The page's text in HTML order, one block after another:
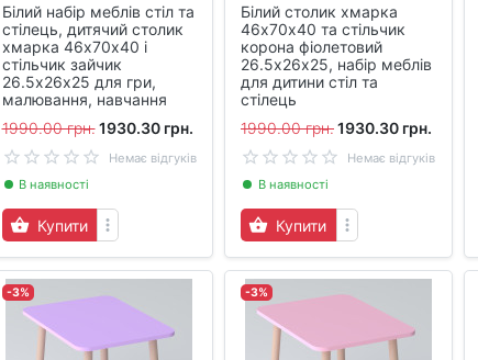
Білий набір меблів стіл та
стілець, дитячий столик
хмарка 46х70х40 і
стільчик зайчик
26.5х26х25 для гри,
малювання, навчання
1990.00 грн. 1930.30 грн.
Немає відгуків
В наявності
Купити
Білий столик хмарка
46х70х40 та стільчик
корона фіолетовий
26.5х26х25, набір меблів
для дитини стіл та
стілець
1990.00 грн.1930.30 грн.
Немає відгуків
В наявності
Купити
-3% -3%